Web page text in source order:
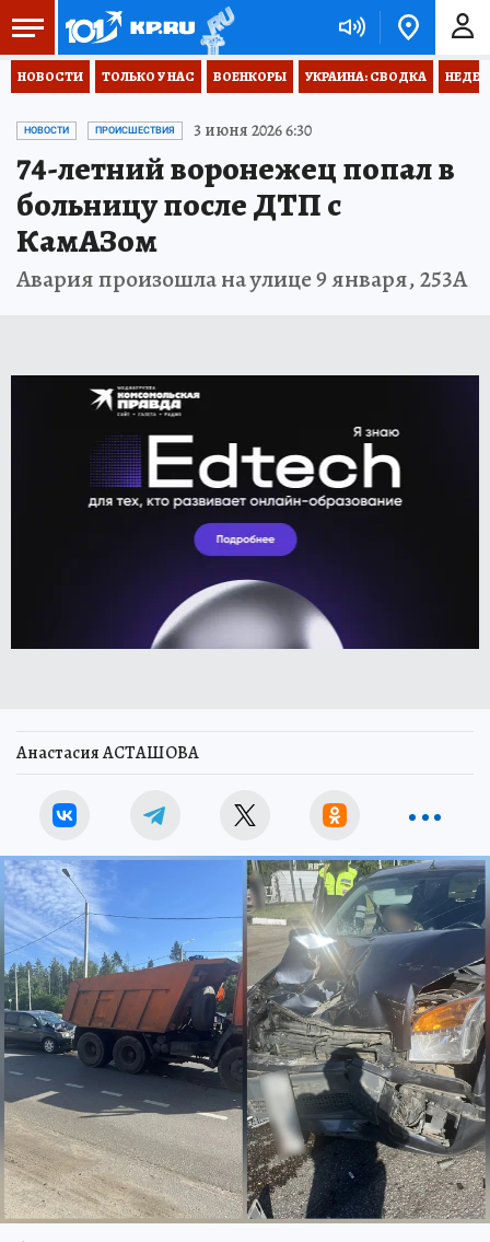
НОВОСТИ ТОЛЬКО У НАС ВОЕНКОРЫ УКРАИНА: СВОДКА
НОВОСТИ ПРОИСШЕСТВИЯ 3 июня 2026 6:30
74-летний воронежец попал в
больницу после ДТП с
КамАЗом
Авария произошла на улице 9 января, 253А
Анастасия АСТАШОВА
.